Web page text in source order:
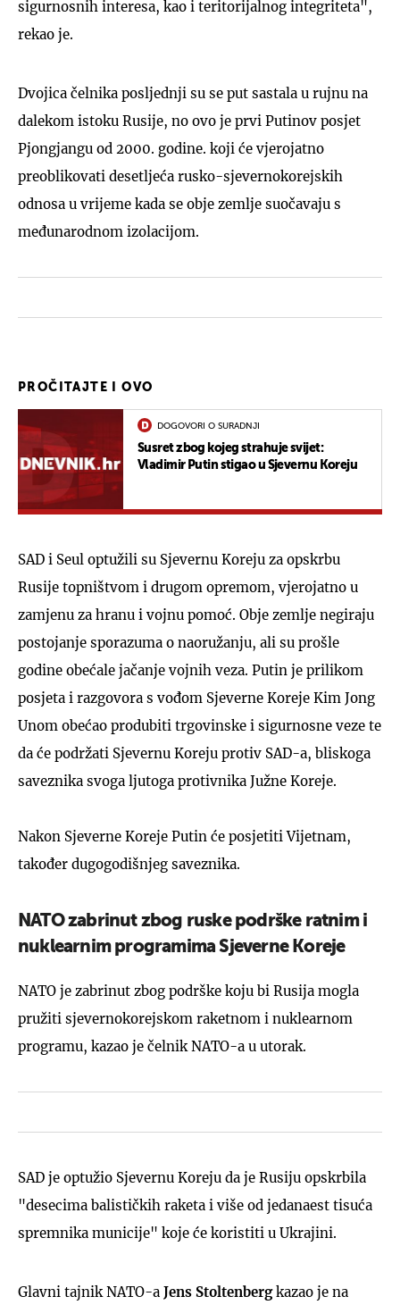
sigurnosnih interesa, kao i teritorijalnog integriteta",
rekao je.
Dvojica čelnika posljednji su se put sastala u rujnu na
dalekom istoku Rusije, no ovo je prvi Putinov posjet
Pjongjangu od 2000. godine. koji će vjerojatno
preoblikovati desetljeća rusko-sjevernokorejskih
odnosa u vrijeme kada se obje zemlje suočavaju s
međunarodnom izolacijom.
PROČITAJTE I OVO
DOGOVORI O SURADNJI
Susret zbog kojeg strahuje svijet:
Vladimir Putin stigao u Sjevernu Koreju
SAD i Seul optužili su Sjevernu Koreju za opskrbu
Rusije topništvom i drugom opremom, vjerojatno u
zamjenu za hranu i vojnu pomoć. Obje zemlje negiraju
postojanje sporazuma o naoružanju, ali su prošle
godine obećale jačanje vojnih veza. Putin je prilikom
posjeta i razgovora s vođom Sjeverne Koreje Kim Jong
Unom obećao produbiti trgovinske i sigurnosne veze te
da će podržati Sjevernu Koreju protiv SAD-a, bliskoga
saveznika svoga ljutoga protivnika Južne Koreje.
Nakon Sjeverne Koreje Putin će posjetiti Vijetnam,
također dugogodišnjeg saveznika.
NATO zabrinut zbog ruske podrške ratnim i
nuklearnim programima Sjeverne Koreje
NATO je zabrinut zbog podrške koju bi Rusija mogla
pružiti sjevernokorejskom raketnom i nuklearnom
programu, kazao je čelnik NATO-a u utorak.
SAD je optužio Sjevernu Koreju da je Rusiju opskrbila
"desecima balističkih raketa i više od jedanaest tisuća
spremnika municije" koje će koristiti u Ukrajini.
Glavni tajnik NATO-a Jens Stoltenbergkazao je na